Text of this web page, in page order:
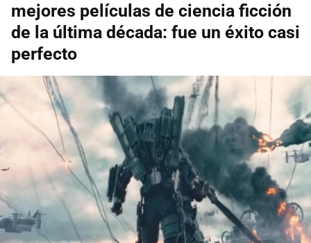
mejores películas de ciencia ficción
de la última década: fue un éxito casi
perfecto